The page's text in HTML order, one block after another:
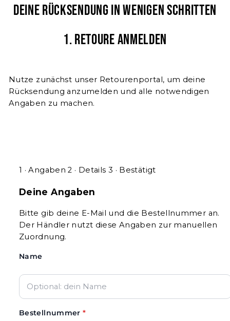
Deine Rücksendung in wenigen Schritten
1. Retoure anmelden
Nutze zunächst unser Retourenportal, um deine
Rücksendung anzumelden und alle notwendigen
Angaben zu machen.